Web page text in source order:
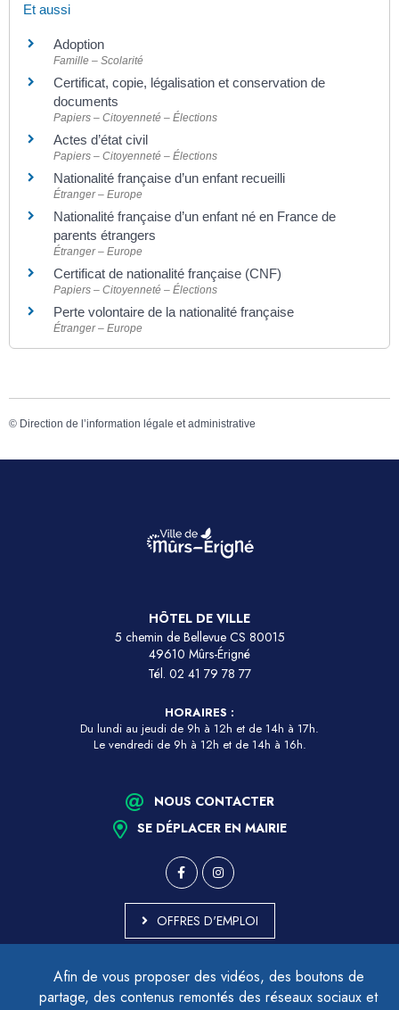
Afin de vous proposer des vidéos, des boutons de
partage, des contenus remontés des réseaux sociaux et
Et aussi
Adoption
Famille – Scolarité
Certificat, copie, légalisation et conservation de
documents
Papiers – Citoyenneté – Élections
Actes d’état civil
Papiers – Citoyenneté – Élections
Nationalité française d’un enfant recueilli
Étranger – Europe
Nationalité française d’un enfant né en France de
parents étrangers
Étranger – Europe
Certificat de nationalité française (CNF)
Papiers – Citoyenneté – Élections
Perte volontaire de la nationalité française
Étranger – Europe
© Direction de l’information légale et administrative
HÔTEL DE VILLE
5 chemin de Bellevue CS 80015
49610 Mûrs-Érigné
Tél. 02 41 79 78 77
HORAIRES :
Du lundi au jeudi de 9h à 12h et de 14h à 17h.
Le vendredi de 9h à 12h et de 14h à 16h.
NOUS CONTACTER
SE DÉPLACER EN MAIRIE
OFFRES D'EMPLOI
ACCESSIBILITÉ - PARTIELLEMENT CONFORME
PLAN DU SITE